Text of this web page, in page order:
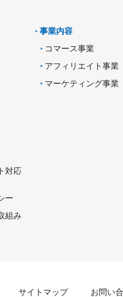
対応
ー
組み
事業内容
コマース事業
アフィリエイト事業
マーケティング事業
サイトマップ お問い